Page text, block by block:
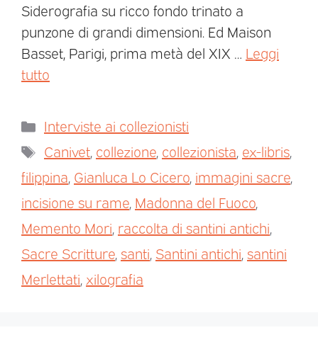
Siderografia su ricco fondo trinato a
punzone di grandi dimensioni. Ed Maison
Basset, Parigi, prima metà del XIX … Leggi
tutto
Interviste ai collezionisti
Canivet, collezione, collezionista, ex-libris,
filippina, Gianluca Lo Cicero, immagini sacre,
incisione su rame, Madonna del Fuoco,
Memento Mori, raccolta di santini antichi,
Sacre Scritture,santi, Santini antichi,santini
Merlettati, xilografia